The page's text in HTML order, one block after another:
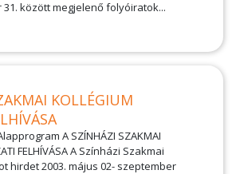
között megjelenő folyóiratok...
KOLLÉGIUM
A SZÍNHÁZI SZAKMAI
FELHÍVÁSA A Színházi Szakmai
hirdet 2003. május 02- szeptember